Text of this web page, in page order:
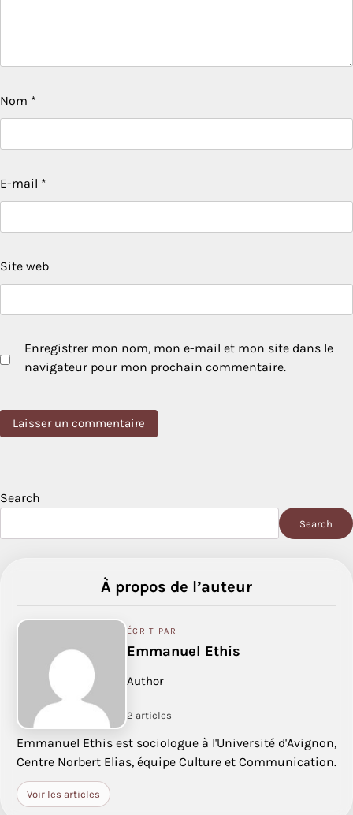
Nom *
E-mail *
Site web
Enregistrer mon nom, mon e-mail et mon site dans le
navigateur pour mon prochain commentaire.
Search
Search
À propos de l’auteur
ÉCRIT PAR
Emmanuel Ethis
Author
2 articles
Emmanuel Ethis est sociologue à l'Université d'Avignon,
Centre Norbert Elias, équipe Culture et Communication.
Voir les articles